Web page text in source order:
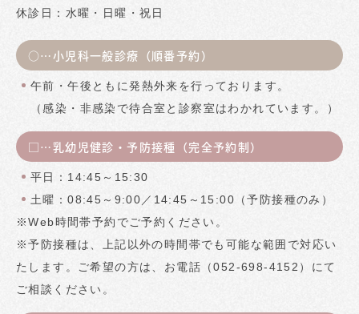
休診日：水曜・日曜・祝日
○…小児科一般診療（順番予約）
午前・午後ともに発熱外来を行っております。
（感染・非感染で待合室と診察室はわかれています。）
□…乳幼児健診・予防接種（完全予約制）
平日：14:45～15:30
土曜：08:45～9:00／14:45～15:00（予防接種のみ）
※Web時間帯予約でご予約ください。
※予防接種は、上記以外の時間帯でも可能な範囲で対応い
たします。ご希望の方は、お電話（052-698-4152）にて
ご相談ください。